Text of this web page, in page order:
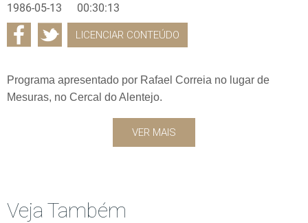
1986-05-13 00:30:13
LICENCIAR CONTEÚDO
Programa apresentado por Rafael Correia no lugar de
Mesuras, no Cercal do Alentejo.
VER MAIS
Veja Também